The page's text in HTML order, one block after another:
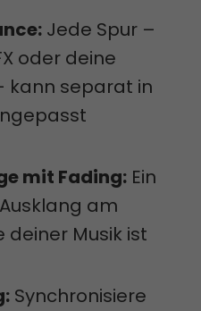
Jede Spur –
oder deine
kann separat in
mit Fading: Ein
am
deiner Musik ist
Synchronisiere